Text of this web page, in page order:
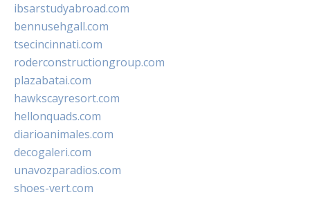
ibsarstudyabroad.com
bennusehgall.com
tsecincinnati.com
roderconstructiongroup.com
plazabatai.com
hawkscayresort.com
hellonquads.com
diarioanimales.com
decogaleri.com
unavozparadios.com
shoes-vert.com